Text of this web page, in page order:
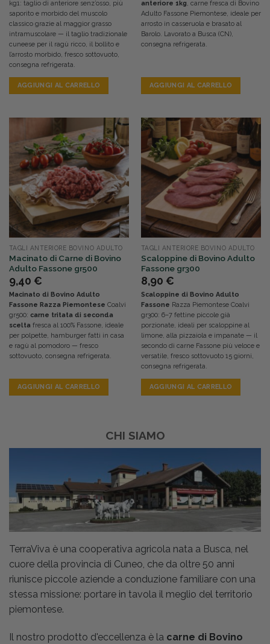
kg1: taglio di anteriore senz’osso, più
saporito e morbido del muscolo
classico grazie al maggior grasso
intramuscolare — il taglio tradizionale
cuneese per il ragù ricco, il bollito e
l’arrosto morbido, fresco sottovuoto,
consegna refrigerata.
AGGIUNGI AL CARRELLO
anteriore 1kg, carne fresca di Bovino
Adulto Fassone Piemontese, ideale per
arrosto in casseruola e brasato al
Barolo. Lavorato a Busca (CN),
consegna refrigerata.
AGGIUNGI AL CARRELLO
TAGLI ANTERIORE BOVINO ADULTO
Macinato di Carne di Bovino
Adulto Fassone gr500
9,40 €
Macinato di Bovino Adulto
Fassone Razza Piemontese Coalvi
gr500: carne tritata di seconda
scelta fresca al 100% Fassone, ideale
per polpette, hamburger fatti in casa
e ragù al pomodoro — fresco
sottovuoto, consegna refrigerata.
AGGIUNGI AL CARRELLO
TAGLI ANTERIORE BOVINO ADULTO
Scaloppine di Bovino Adulto
Fassone gr300
8,90 €
Scaloppine di Bovino Adulto
Fassone Razza Piemontese Coalvi
gr300: 6–7 fettine piccole già
porzionate, ideali per scaloppine al
limone, alla pizzaiola e impanate — il
secondo di carne Fassone più veloce e
versatile, fresco sottovuoto 15 giorni,
consegna refrigerata.
AGGIUNGI AL CARRELLO
CHI SIAMO
TerraViva è una cooperativa agricola nata a Busca, nel
cuore della provincia di Cuneo, che da oltre 50 anni
riunisce piccole aziende a conduzione familiare con una
stessa missione: portare in tavola il meglio del territorio
piemontese.
Il nostro prodotto d'eccellenza è la carne di Bovino